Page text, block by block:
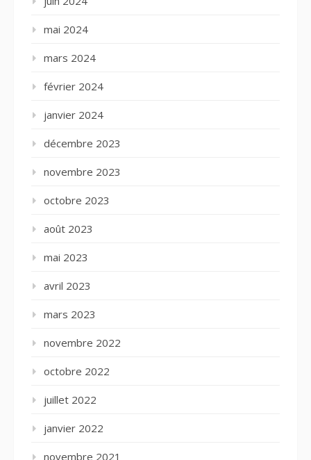
mai 2024
mars 2024
février 2024
janvier 2024
décembre 2023
novembre 2023
octobre 2023
août 2023
mai 2023
avril 2023
mars 2023
novembre 2022
octobre 2022
juillet 2022
janvier 2022
novembre 2021